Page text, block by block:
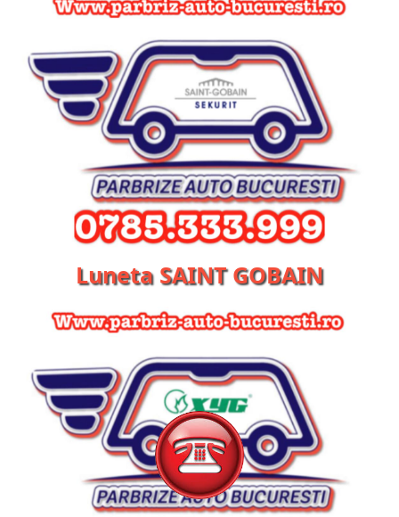
Luneta SAINT GOBAIN